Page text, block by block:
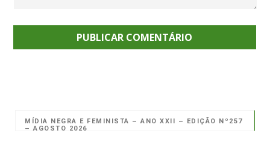
MÍDIA NEGRA E FEMINISTA – ANO XXII – EDIÇÃO Nº257
– AGOSTO 2026